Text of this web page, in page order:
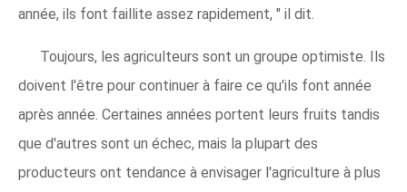
année, ils font faillite assez rapidement, " il dit.
Toujours, les agriculteurs sont un groupe optimiste. Ils
doivent l'être pour continuer à faire ce qu'ils font année
après année. Certaines années portent leurs fruits tandis
que d'autres sont un échec, mais la plupart des
producteurs ont tendance à envisager l'agriculture à plus